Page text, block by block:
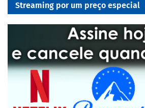
Streaming por um preço especial